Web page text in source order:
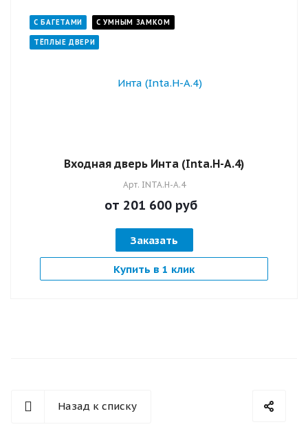
С БАГЕТАМИ С УМНЫМ ЗАМКОМ
ТЁПЛЫЕ ДВЕРИ
Входная дверь Инта (Inta.H-А.4)
Арт. INTA.H-А.4
от 201 600 руб
Заказать
Купить в 1 клик
Назад к списку